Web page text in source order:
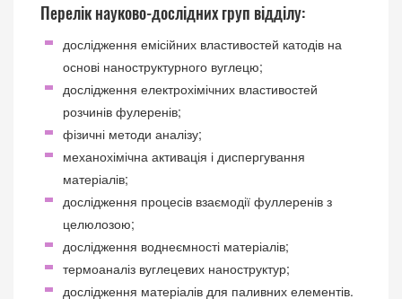
Перелік науково-дослідних груп відділу:
дослідження емісійних властивостей катодів на
основі наноструктурного вуглецю;
дослідження електрохімічних властивостей
розчинів фулеренів;
фізичні методи аналізу;
механохімічна активація і диспергування
матеріалів;
дослідження процесів взаємодії фуллеренів з
целюлозою;
дослідження воднеємності матеріалів;
термоаналіз вуглецевих наноструктур;
дослідження матеріалів для паливних елементів.